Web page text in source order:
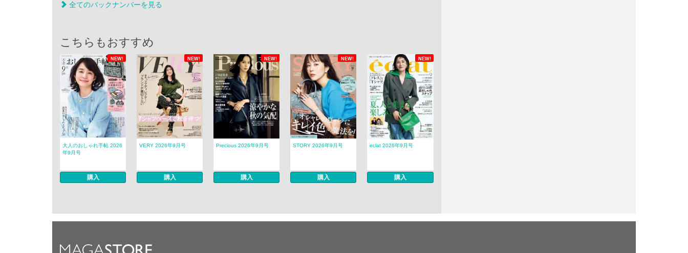
全てのバックナンバーを見る
こちらもおすすめ
NEW! NEW! NEW! NEW! NEW!
大人のおしゃれ手帖 2026
年9月号
購入
VERY 2026年9月号
購入
Precious 2026年9月号
購入
STORY 2026年9月号
購入
eclat 2026年9月号
購入